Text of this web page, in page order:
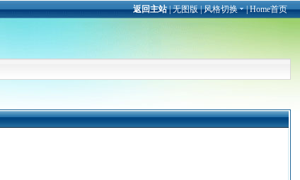
返回主站|无图版|风格切换 |Home首页